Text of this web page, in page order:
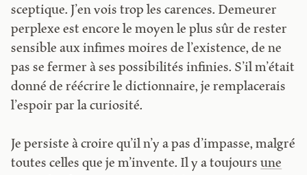
sceptique. J’en vois trop les carences. Demeurer
perplexe est encore le moyen le plus sûr de rester
sensible aux infimes moires de l’existence, de ne
pas se fermer à ses possibilités infinies. S’il m’était
donné de réécrire le dictionnaire, je remplacerais
l’espoir par la curiosité.
Je persiste à croire qu’il n’y a pas d’impasse, malgré
toutes celles que je m’invente. Il y a toujoursune